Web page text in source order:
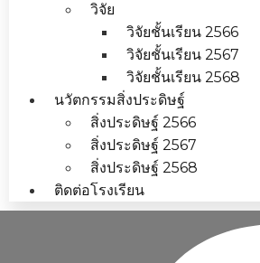
วิจัย
วิจัยชั้นเรียน 2566
วิจัยชั้นเรียน 2567
วิจัยชั้นเรียน 2568
นวัตกรรมสิ่งประดิษฐ์
สิ่งประดิษฐ์ 2566
สิ่งประดิษฐ์ 2567
สิ่งประดิษฐ์ 2568
ติดต่อโรงเรียน